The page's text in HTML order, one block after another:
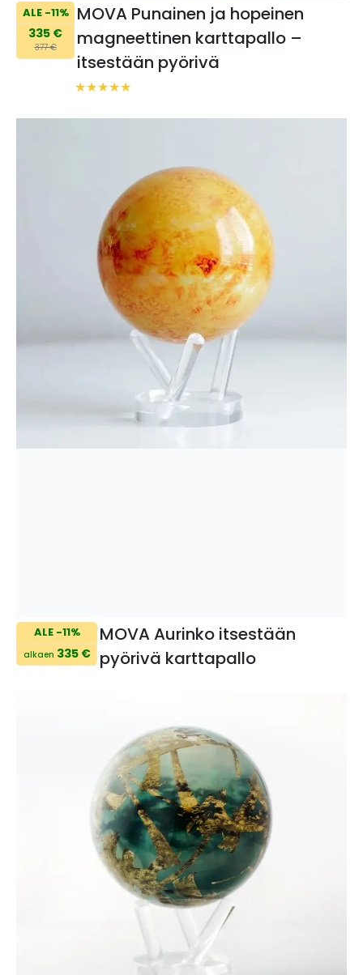
ALE -11%
335 €
377 €
MOVA Punainen ja hopeinen
magneettinen karttapallo –
itsestään pyörivä
ALE -11%
alkaen 335 €
MOVA Aurinko itsestään
pyörivä karttapallo